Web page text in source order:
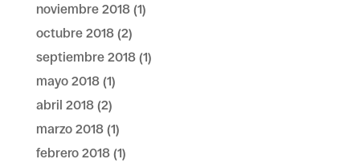
noviembre 2018(1)
octubre 2018(2)
septiembre 2018(1)
mayo 2018(1)
abril 2018(2)
marzo 2018(1)
febrero 2018(1)